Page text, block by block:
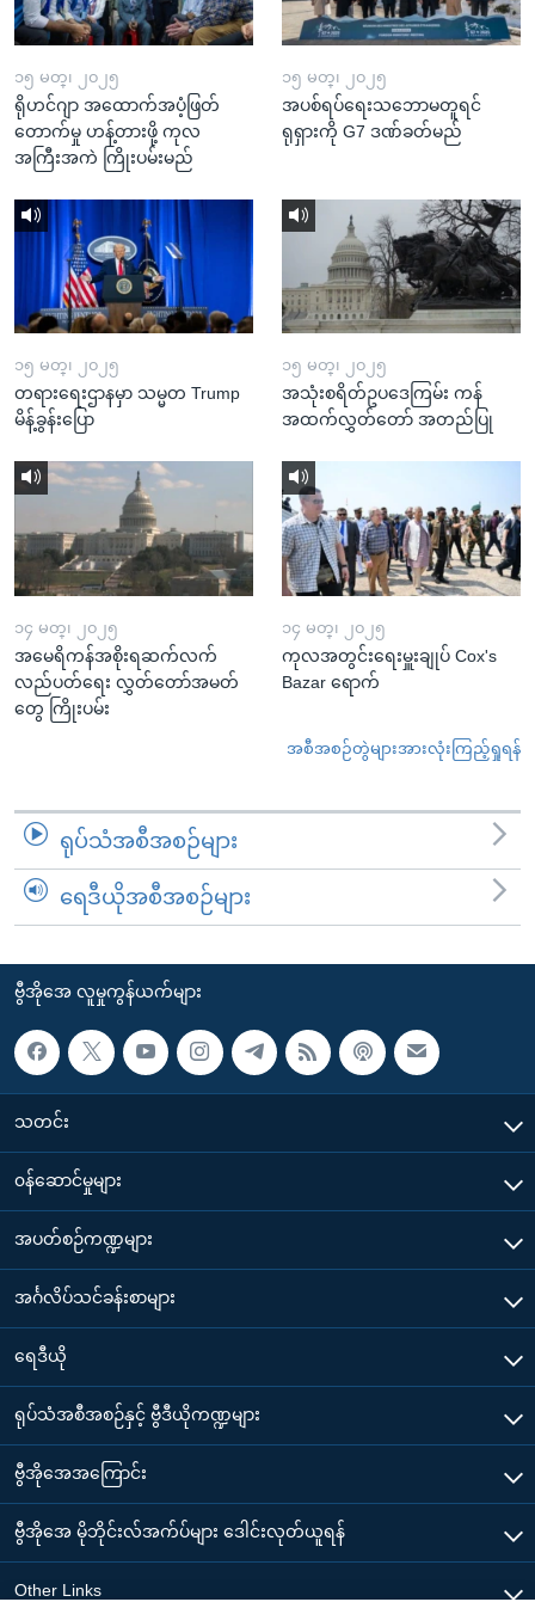
၁၅ မတ္၊ ၂၀၂၅
ရိုဟင်ဂျာ အထောက်အပံ့ဖြတ်
တောက်မှု ဟန့်တားဖို့ ကုလ
အကြီးအကဲ ကြိုးပမ်းမည်
၁၅ မတ္၊ ၂၀၂၅
အပစ်ရပ်ရေးသဘောမတူရင်
ရုရှားကို G7 ဒဏ်ခတ်မည်
၁၅ မတ္၊ ၂၀၂၅
တရားရေးဌာနမှာ သမ္မတ Trump
မိန့်ခွန်းပြော
၁၅ မတ္၊ ၂၀၂၅
အသုံးစရိတ်ဥပဒေကြမ်း ကန်
အထက်လွှတ်တော် အတည်ပြု
၁၄ မတ္၊ ၂၀၂၅
အမေရိကန်အစိုးရဆက်လက်
လည်ပတ်ရေး လွှတ်တော်အမတ်
တွေ ကြိုးပမ်း
၁၄ မတ္၊ ၂၀၂၅
ကုလအတွင်းရေးမှူးချုပ် Cox's
Bazar ရောက်
အစီအစဉ်တွဲများအားလုံးကြည့်ရှုရန်
ရုပ်သံအစီအစဉ်များ
ရေဒီယိုအစီအစဉ်များ
ဗွီအိုအေ လူမှုကွန်ယက်များ
သတင်း
၀န်ဆောင်မှုများ
အပတ်စဉ်ကဏ္ဍများ
အင်္ဂလိပ်သင်ခန်းစာများ
ရေဒီယို
ရုပ်သံအစီအစဉ်နှင့် ဗွီဒီယိုကဏ္ဍများ
ဗွီအိုအေအကြောင်း
ဗွီအိုအေ မိုဘိုင်းလ်အက်ပ်များ ဒေါင်းလုတ်ယူရန်
Other Links